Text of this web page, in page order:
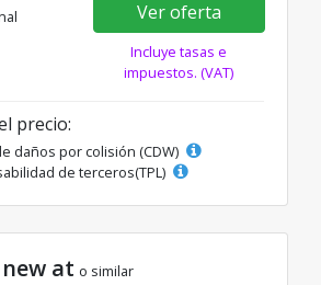
Ver oferta
Incluye tasas e
impuestos. (VAT)
precio:
daños por colisión (CDW)
de terceros(TPL)
at o similar